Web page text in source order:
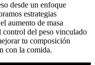
desde un enfoque
estrategias
aumento de masa
control del peso vinculado
tu composición
con la comida.